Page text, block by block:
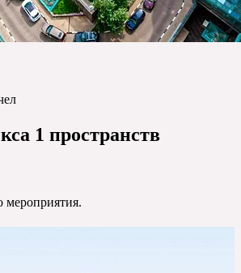
1 пространств
мероприятия.